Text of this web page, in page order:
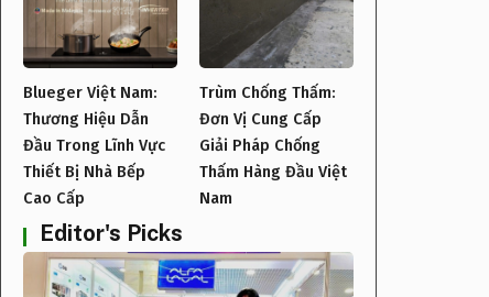
Blueger Việt Nam:
Thương Hiệu Dẫn
Đầu Trong Lĩnh Vực
Thiết Bị Nhà Bếp
Cao Cấp
Trùm Chống Thấm:
Đơn Vị Cung Cấp
Giải Pháp Chống
Thấm Hàng Đầu Việt
Nam
Editor's Picks